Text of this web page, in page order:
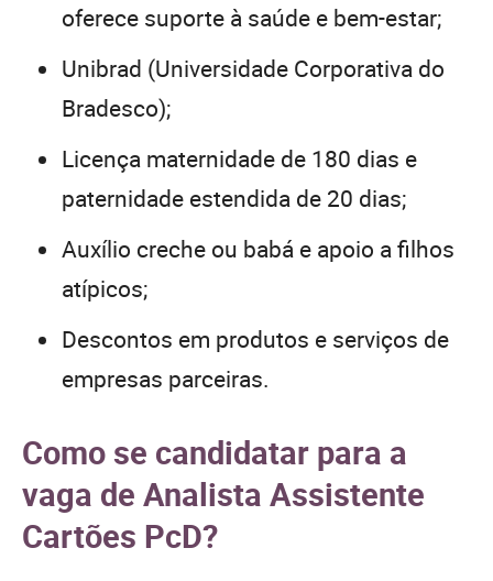
oferece suporte à saúde e bem-estar;
Unibrad (Universidade Corporativa do
Bradesco);
Licença maternidade de 180 dias e
paternidade estendida de 20 dias;
Auxílio creche ou babá e apoio a filhos
atípicos;
Descontos em produtos e serviços de
empresas parceiras.
Como se candidatar para a
vaga de Analista Assistente
Cartões PcD?